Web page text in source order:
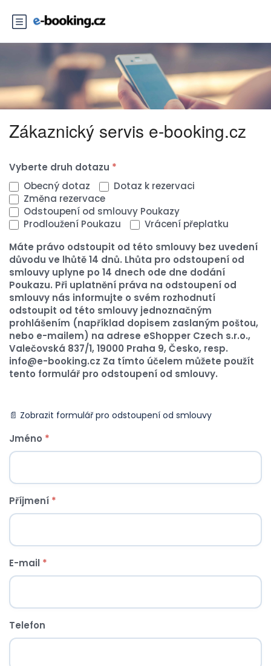
Zákaznický servis e-booking.cz
Stránka
KONTAKT
Vyberte druh dotazu *
Obecný dotaz
Dotaz k rezervaci
Změna rezervace
Odstoupení od smlouvy Poukazy
Prodloužení Poukazu
Vrácení přeplatku
Máte právo odstoupit od této smlouvy bez uvedení
důvodu ve lhůtě 14 dnů. Lhůta pro odstoupení od
smlouvy uplyne po 14 dnech ode dne dodání
Poukazu. Při uplatnění práva na odstoupení od
smlouvy nás informujte o svém rozhodnutí
odstoupit od této smlouvy jednoznačným
prohlášením (například dopisem zaslaným poštou,
nebo e-mailem) na adrese eShopper Czech s.r.o.,
Valečovská 837/1, 19000 Praha 9, Česko, resp.
info@e-booking.cz Za tímto účelem můžete použít
tento formulář pro odstoupení od smlouvy.
📄 Zobrazit formulář pro odstoupení od smlouvy
Jméno *
Příjmení *
E-mail *
Telefon